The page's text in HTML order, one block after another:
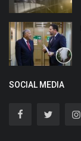
SOCIAL MEDIA